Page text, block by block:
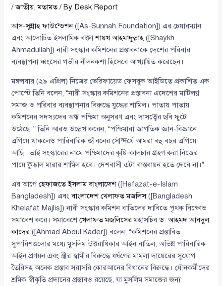
/জাতীয়,মতামত/ By Desk Report
আস-সুন্নাহ ফাউন্ডেশন([As-Sunnah Foundation]) এর চেয়ারম্যান
এবং আলোচিত ইসলামিক বক্তাশায়খ আহমাদুল্লাহ ([Shaykh
Ahmadullah]) নারী সংস্কার কমিশনের প্রস্তাবনাকে দেশের পরিবার
ব্যবস্থাপনা ধ্বংসের গভীর নীলনকশা হিসেবে আখ্যায়িত করেছেন।
মঙ্গলবার (২৯ এপ্রিল) নিজের ভেরিফায়েড ফেসবুক আইডিতে প্রকাশিত এক
পোস্টে তিনি বলেন, “নারী সংস্কার কমিশনের প্রস্তাবনা এদেশের মাটিলগ্ন
সমাজ ও পরিবার ব্যবস্থাপনার বিরুদ্ধে যুদ্ধের শামিল। পাতায় পাতায়
কমিশনের সদস্যদের অন্ধ পশ্চিমা অনুসরণ এবং দাসত্বের ছবি ফুটে
উঠেছে।” তিনি আরও উল্লেখ করেন, “পশ্চিমারা জাগতিক জ্ঞান-বিজ্ঞানে
এগিয়ে থাকলেও পারিবারিক জীবনের সৌন্দর্যে আমরা বহু বছর এগিয়ে
আছি। তাই সংস্কারের নামে পশ্চিমাদের কৃষ্টি-কালচার গ্রহণ করা নিজের
পায়ে কুড়াল মারার শামিল হবে। দেশবাসী এটা বাস্তবায়ন হতে দেবে না।”
এর আগেহেফাজতে ইসলাম বাংলাদেশ([Hefazat-e-Islam
Bangladesh]) এবংবাংলাদেশ খেলাফত মজলিস([Bangladesh
Khelafat Majlis]) নারী সংস্কার কমিশন বাতিলের দাবিতে পৃথক বিক্ষোভ
সমাবেশ করে। সমাবেশেখেলাফত মজলিসেরমহাসচিবড. আহমদ আবদুল
কাদের ([Ahmad Abdul Kader]) বলেন, “কমিশনের প্রস্তাবিত
সুপারিশগুলোর মধ্যে মুসলিম উত্তরাধিকার আইন বাতিল, অভিন্ন পারিবারিক
আইন প্রণয়ন এবং স্ত্রীর স্বামীর বিরুদ্ধে ধর্ষণের মামলা দায়েরের সুযোগ
তৈরিসহ অনেক প্রস্তাব সরাসরি কোরআনের বিধানের বিরুদ্ধে। যৌনকর্মীদের
শ্রমিক স্বীকৃতি প্রদানের প্রস্তাবও রয়েছে, যা মুসলিম সমাজের জন্য